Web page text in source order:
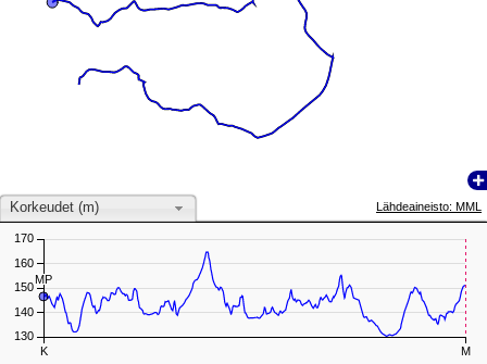
Lähdeaineisto: MML
Korkeudet (m)
K M
130
140
150
160
170
MP
MP